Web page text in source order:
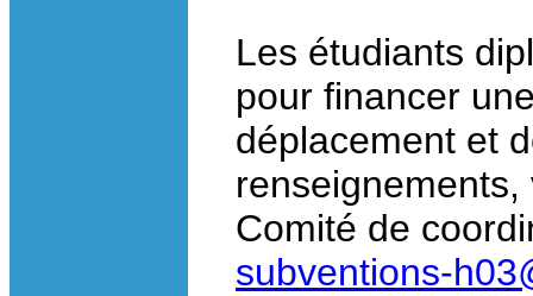
Les étudiants
pour financer
déplacement et
Comité de
subventions-